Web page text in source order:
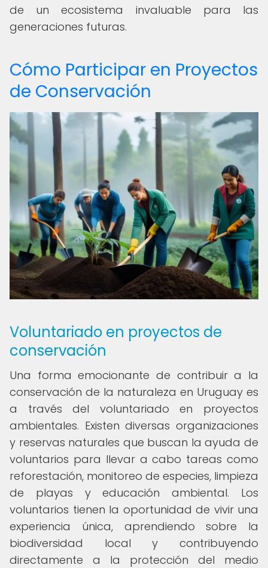
de un ecosistema invaluable para las
generaciones futuras.
Cómo Participar en Proyectos
de Conservación
Voluntariado en proyectos de
conservación
Una forma emocionante de contribuir a la
conservación de la naturaleza en Uruguay es
a través del voluntariado en proyectos
ambientales. Existen diversas organizaciones
y reservas naturales que buscan la ayuda de
voluntarios para llevar a cabo tareas como
reforestación, monitoreo de especies, limpieza
de playas y educación ambiental. Los
voluntarios tienen la oportunidad de vivir una
experiencia única, aprendiendo sobre la
biodiversidad local y contribuyendo
directamente a la protección del medio